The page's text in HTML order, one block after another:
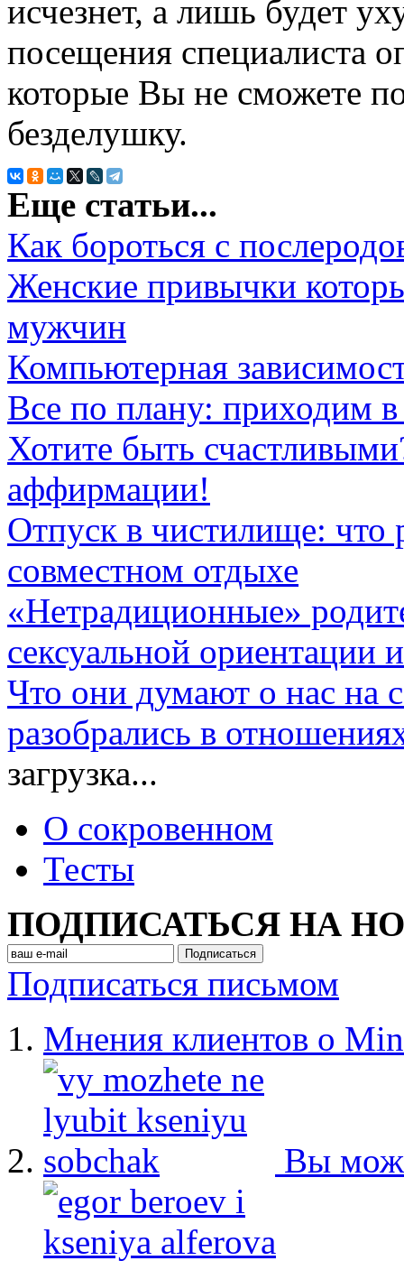
исчезнет, а лишь будет
посещения специалиста
которые Вы не сможете
безделушку.
Еще статьи...
Как бороться с
Женские привычки
мужчин
Компьютерная
Все по плану: приходим в
Хотите быть
аффирмации!
Отпуск в чистилище: что
совместном отдыхе
«Нетрадиционные»
сексуальной ориентации
Что они думают о нас на
разобрались в
загрузка...
О сокровенном
Тесты
ПОДПИСАТЬСЯ НА
Подписаться письмом
Мнения клиентов о
Вы